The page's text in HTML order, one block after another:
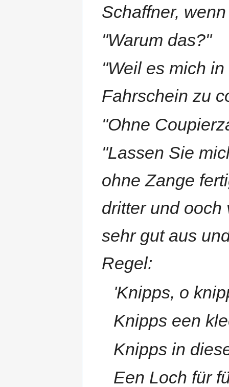
Schaffner,
"Warum das?"
"Weil es mich
Fahrschein zu
"Ohne
"Lassen Sie
ohne Zange
dritter und ooch
sehr gut aus
Regel:
'Knipps, o
Knipps een
Knipps in
Een Loch für